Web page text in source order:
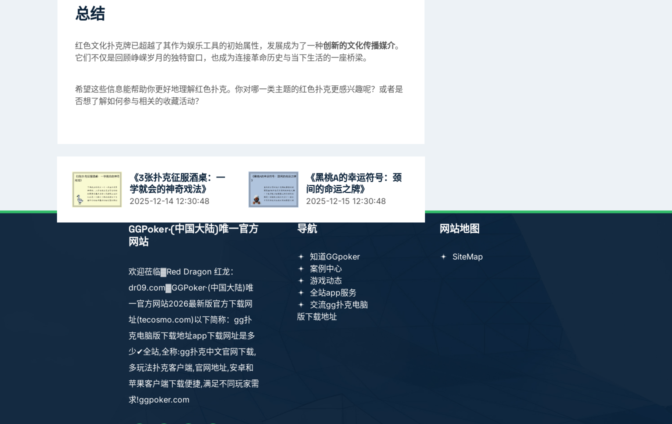
总结
红色文化扑克牌已超越了其作为娱乐工具的初始属性，发展成为了一种创新的文化传播媒介。
它们不仅是回顾峥嵘岁月的独特窗口，也成为连接革命历史与当下生活的一座桥梁。
希望这些信息能帮助你更好地理解红色扑克。你对哪一类主题的红色扑克更感兴趣呢？或者是
否想了解如何参与相关的收藏活动？
《3张扑克征服酒桌：一
学就会的神奇戏法》
2025-12-14 12:30:48
《黑桃A的幸运符号：颈
间的命运之牌》
2025-12-15 12:30:48
GGPoker·(中国大陆)唯一官方
网站
欢迎莅临▓Red Dragon 红龙：
dr09.com▓GGPoker·(中国大陆)唯
一官方网站2026最新版官方下载网
址(tecosmo.com)以下简称：gg扑
克电脑版下载地址app下载网址是多
少✔全站,全称:gg扑克中文官网下载,
多玩法扑克客户端,官网地址,安卓和
苹果客户端下载便捷,满足不同玩家需
求!ggpoker.com
导航
知道GGpoker
案例中心
游戏动态
全站app服务
交流gg扑克电脑
版下载地址
网站地图
SiteMap